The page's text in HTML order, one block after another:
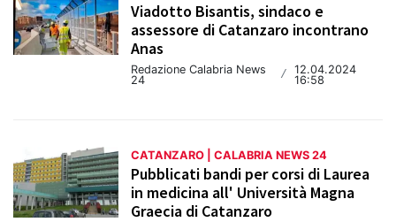
Viadotto Bisantis, sindaco e
assessore di Catanzaro incontrano
Anas
Redazione Calabria News
24
/ 12.04.2024
16:58
CATANZARO | CALABRIA NEWS 24
Pubblicati bandi per corsi di Laurea
in medicina all' Università Magna
Graecia di Catanzaro